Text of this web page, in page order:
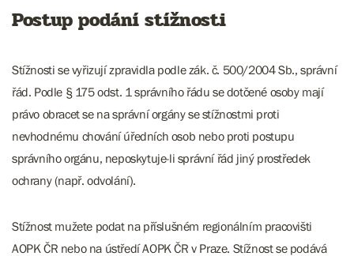
Postup podání stížnosti
Stížnosti se vyřizují zpravidla podle zák. č. 500/2004 Sb., správní
řád. Podle § 175 odst. 1 správního řádu se dotčené osoby mají
právo obracet se na správní orgány se stížnostmi proti
nevhodnému chování úředních osob nebo proti postupu
správního orgánu, neposkytuje-li správní řád jiný prostředek
ochrany (např. odvolání).
Stížnost mužete podat na příslušném regionálním pracovišti
AOPK ČR nebo na ústředí AOPK ČR v Praze. Stížnost se podává